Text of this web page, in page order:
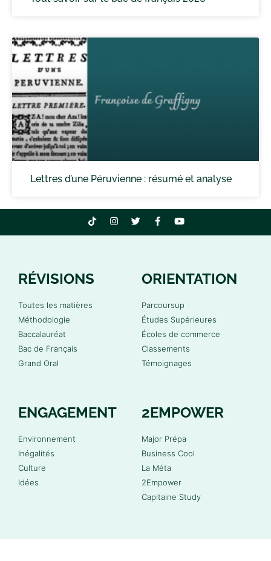
Lettres d’une Péruvienne : résumé et analyse
RÉVISIONS
Toutes les matières
Méthodologie
Baccalauréat
Bac de Français
Grand Oral
ORIENTATION
Parcoursup
Études Supérieures
Écoles de commerce
Classements
Témoignages
ENGAGEMENT
Environnement
Inégalités
Culture
Idées
2EMPOWER
Major Prépa
Business Cool
La Méta
2Empower
Capitaine Study